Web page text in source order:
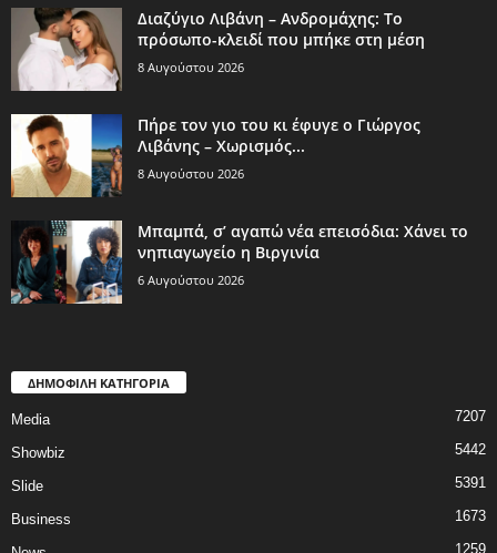
Διαζύγιο Λιβάνη – Ανδρομάχης: Το
πρόσωπο-κλειδί που μπήκε στη μέση
8 Αυγούστου 2026
Πήρε τον γιο του κι έφυγε ο Γιώργος
Λιβάνης – Χωρισμός...
8 Αυγούστου 2026
Μπαμπά, σ’ αγαπώ νέα επεισόδια: Χάνει το
νηπιαγωγείο η Βιργινία
6 Αυγούστου 2026
ΔΗΜΟΦΙΛΗ ΚΑΤΗΓΟΡΙΑ
Media 7207
Showbiz 5442
Slide 5391
Business 1673
1259